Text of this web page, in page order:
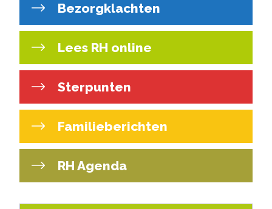
Bezorgklachten
Lees RH online
Sterpunten
Familieberichten
RH Agenda